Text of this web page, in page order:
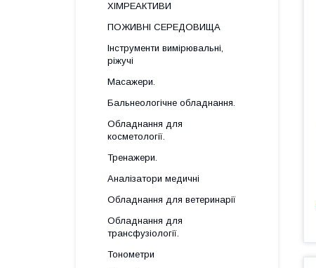
ХІМРЕАКТИВИ
ПОЖИВНІ СЕРЕДОВИЩА
Інструменти вимірювальні,
ріжучі
Масажери.
Бальнеологічне обладнання.
Обладнання для
косметології.
Тренажери.
Аналізатори медичні
Обладнання для ветеринарії
Обладнання для
трансфузіології.
Тонометри